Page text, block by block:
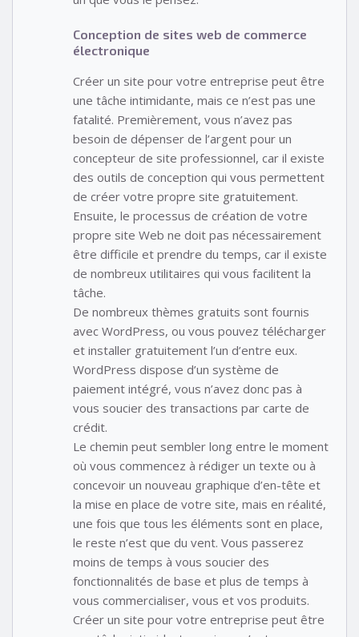
Conception de sites web de commerce
électronique
Créer un site pour votre entreprise peut être
une tâche intimidante, mais ce n’est pas une
fatalité. Premièrement, vous n’avez pas
besoin de dépenser de l’argent pour un
concepteur de site professionnel, car il existe
des outils de conception qui vous permettent
de créer votre propre site gratuitement.
Ensuite, le processus de création de votre
propre site Web ne doit pas nécessairement
être difficile et prendre du temps, car il existe
de nombreux utilitaires qui vous facilitent la
tâche.
De nombreux thèmes gratuits sont fournis
avec WordPress, ou vous pouvez télécharger
et installer gratuitement l’un d’entre eux.
WordPress dispose d’un système de
paiement intégré, vous n’avez donc pas à
vous soucier des transactions par carte de
crédit.
Le chemin peut sembler long entre le moment
où vous commencez à rédiger un texte ou à
concevoir un nouveau graphique d’en-tête et
la mise en place de votre site, mais en réalité,
une fois que tous les éléments sont en place,
le reste n’est que du vent. Vous passerez
moins de temps à vous soucier des
fonctionnalités de base et plus de temps à
vous commercialiser, vous et vos produits.
Créer un site pour votre entreprise peut être